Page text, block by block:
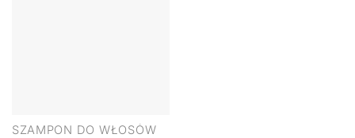
SZAMPON DO WŁOSÓW